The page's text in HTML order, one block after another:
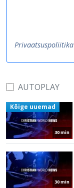
Privaatsuspoliitika
AUTOPLAY
30 min
Kõige uuemad
30 min